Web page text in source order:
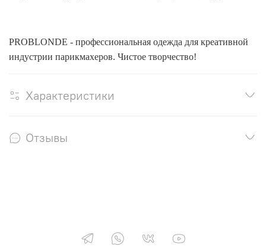
PROBLONDE - профессиональная одежда для креативной
индустрии парикмахеров. Чистое творчество!
Характеристики
Отзывы